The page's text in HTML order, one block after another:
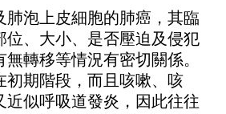
肺泡上皮細胞的肺癌，其臨
位、大小、是否壓迫及侵犯
轉移等情況有密切關係。
初期階段，而且咳嗽、咳
近似呼吸道發炎，因此往往